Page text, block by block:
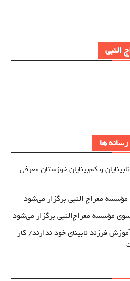
النبی
ها
و کم‌بینایان خوزستان معرفي
معراج‌ النبی برگزار می‌شود
مؤسسه معراج‌النبی برگزار می‌شود
فرزند نابینای خود ندارند/ کار